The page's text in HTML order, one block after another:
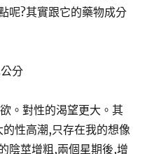
呢?其實跟它的藥物成分
分
。對性的渴望更大。其
性高潮,只存在我的想像
陰莖增粗,兩個星期後,增